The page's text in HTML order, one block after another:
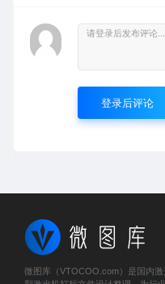
登录后评论
微图库（VTOCOO.com）是国内